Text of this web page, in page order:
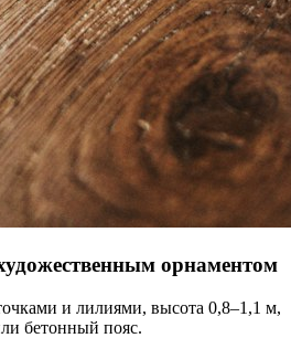
орнаментом
и лилиями, высота 0,8–1,1 м,
бетонный пояс.